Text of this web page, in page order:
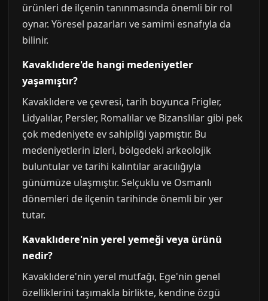
ürünleri de ilçenin tanınmasında önemli bir rol
oynar. Yöresel pazarları ve samimi esnafıyla da
bilinir.
Kavaklıdere'de hangi medeniyetler
yaşamıştır?
Kavaklıdere ve çevresi, tarih boyunca Frigler,
Lidyalılar, Persler, Romalılar ve Bizanslılar gibi pek
çok medeniyete ev sahipliği yapmıştır. Bu
medeniyetlerin izleri, bölgedeki arkeolojik
buluntular ve tarihi kalıntılar aracılığıyla
günümüze ulaşmıştır. Selçuklu ve Osmanlı
dönemleri de ilçenin tarihinde önemli bir yer
tutar.
Kavaklıdere'nin yerel yemeği veya ürünü
nedir?
Kavaklıdere'nin yerel mutfağı, Ege'nin genel
özelliklerini taşımakla birlikte, kendine özgü